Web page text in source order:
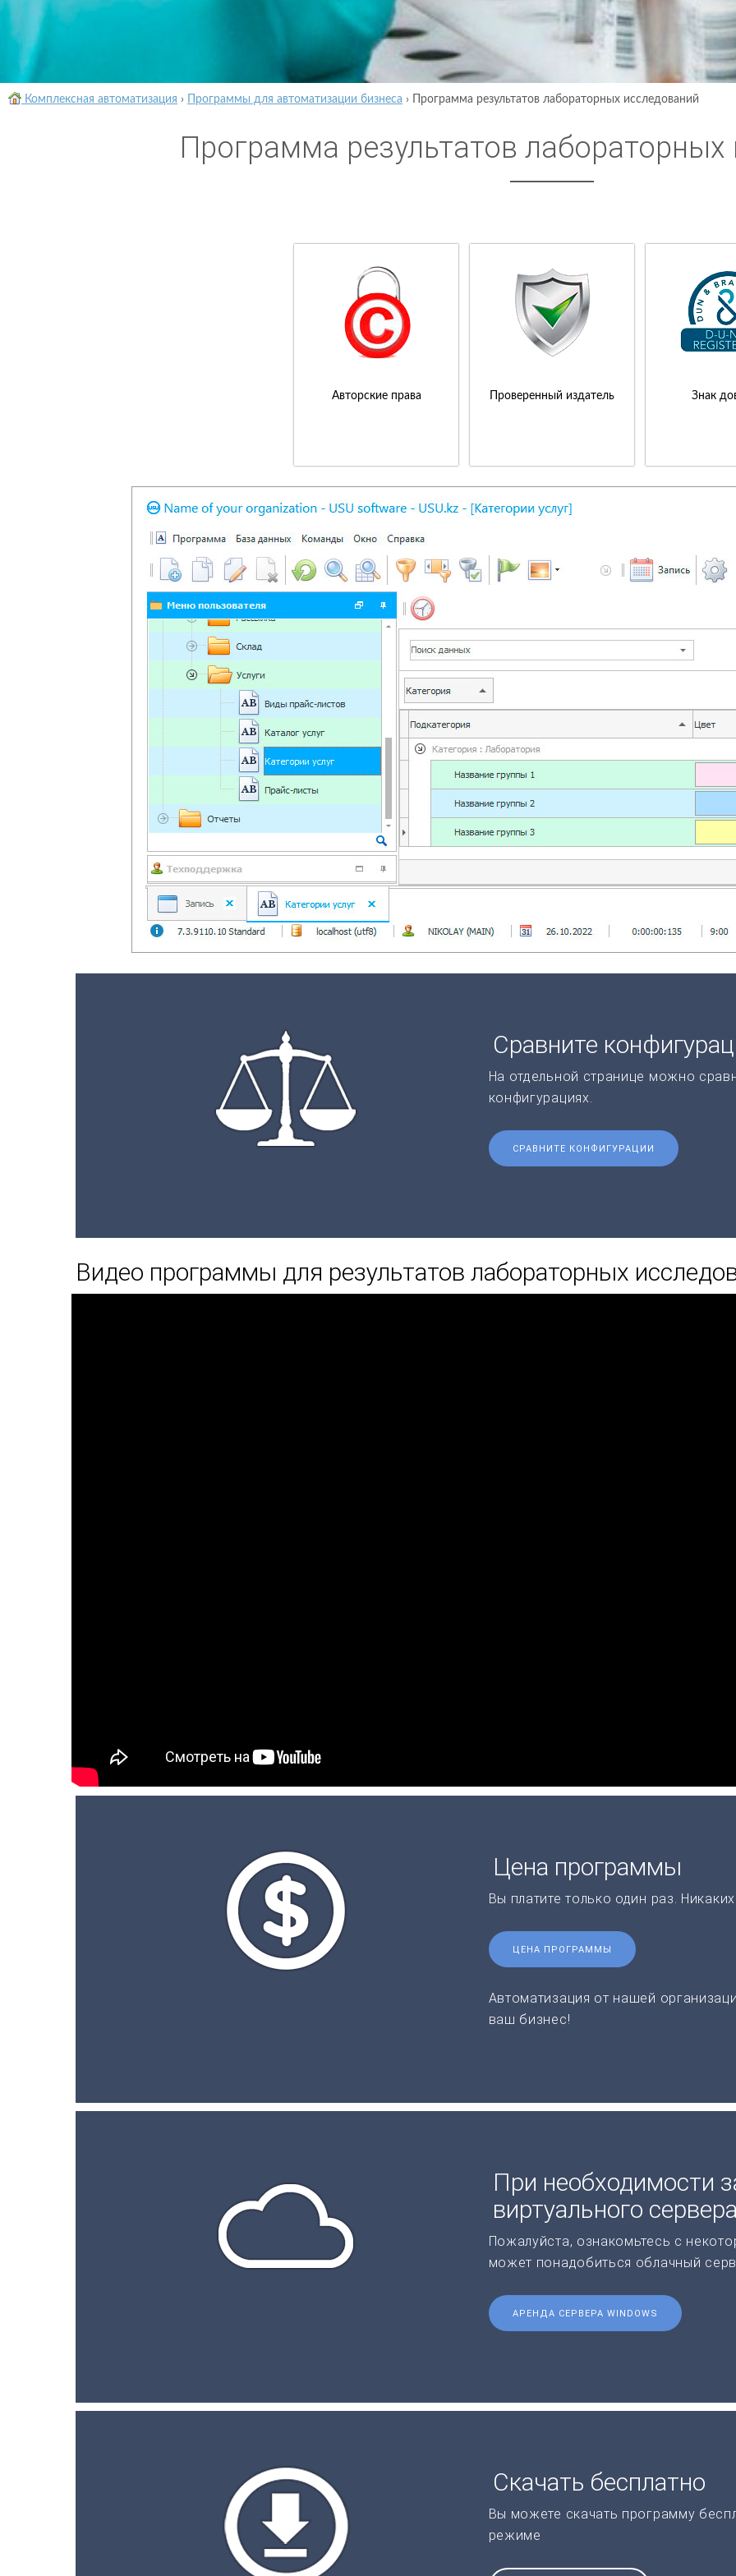
Комплексная автоматизация › Программы для автоматизации бизнеса › Программа результатов лабораторных исследований
Программа результатов лабораторных
Авторские права Проверенный издатель Знак
Сравните
На отдельной странице можно
конфигурациях.
СРАВНИТЕ КОНФИГУРАЦИИ
Видео программы для результатов лабораторных
Цена программы
Вы платите только один раз.
ЦЕНА ПРОГРАММЫ
Автоматизация от нашей
ваш бизнес!
При необходимости
виртуального сервера
Пожалуйста, ознакомьтесь с
может понадобиться облачный
АРЕНДА СЕРВЕРА WINDOWS
Скачать бесплатно
Вы можете скачать программу
режиме